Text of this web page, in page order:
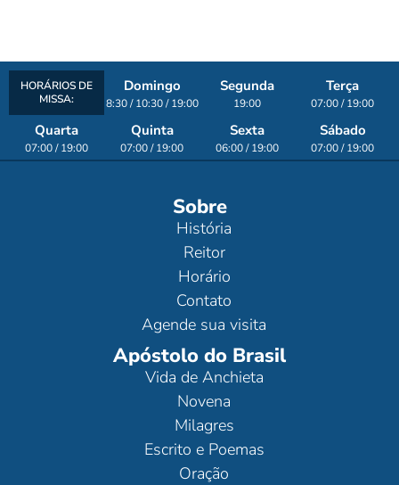
HORÁRIOS DE
MISSA:
Domingo
8:30 / 10:30 / 19:00
Segunda
19:00
Terça
07:00 / 19:00
Quarta
07:00 / 19:00
Quinta
07:00 / 19:00
Sexta
06:00 / 19:00
Sábado
07:00 / 19:00
Sobre
História
Reitor
Horário
Contato
Agende sua visita
Apóstolo do Brasil
Vida de Anchieta
Novena
Milagres
Escrito e Poemas
Oração